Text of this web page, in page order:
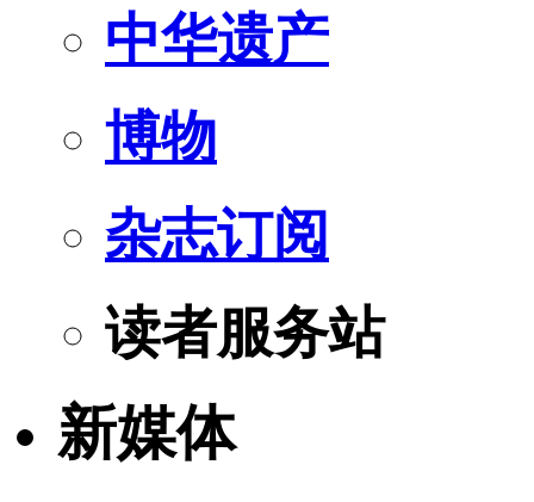
中华遗产
博物
杂志订阅
读者服务站
新媒体